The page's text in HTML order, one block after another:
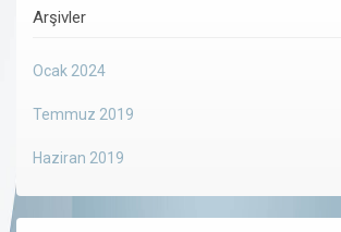
Arşivler
Ocak 2024
Temmuz 2019
Haziran 2019